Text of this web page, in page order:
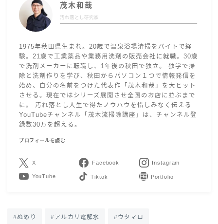
茂木和哉
汚れ落とし研究家
1975年秋田県生まれ。20歳で温泉浴場清掃をバイトで経
験。21歳で工業薬品や業務用洗剤の販売会社に就職。30歳
で洗剤メーカーに転職し、1年後の秋田で独立。 独学で掃
除と洗剤作りを学び、秋田からパソコン１つで情報発信を
始め、自分の名前をつけた代表作「茂木和哉」を大ヒット
させる。現在ではシリーズ展開させ全国のお店に並ぶまで
に。 汚れ落とし人生で得たノウハウを惜しみなく伝える
YouTubeチャンネル「茂木流掃除講座」は、チャンネル登
録数30万を超える。
プロフィールを読む
X Facebook Instagram
YouTube LINE Contact
ぬめり アルカリ電解水 ウタマロ